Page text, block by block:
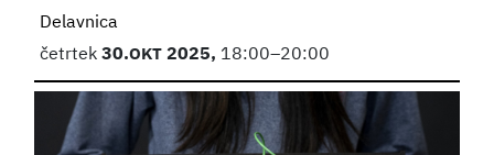
Delavnica
četrtek30.OKT2025, 18:00–20:00